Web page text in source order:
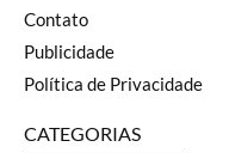
Contato
Publicidade
Política de Privacidade
CATEGORIAS